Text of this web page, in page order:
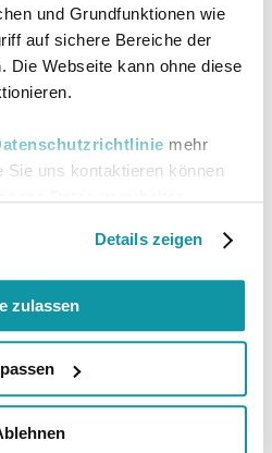
und Grundfunktionen wie
auf sichere Bereiche der
Die Webseite kann ohne diese
mehr
Sie uns kontaktieren können
Details zeigen
zulassen